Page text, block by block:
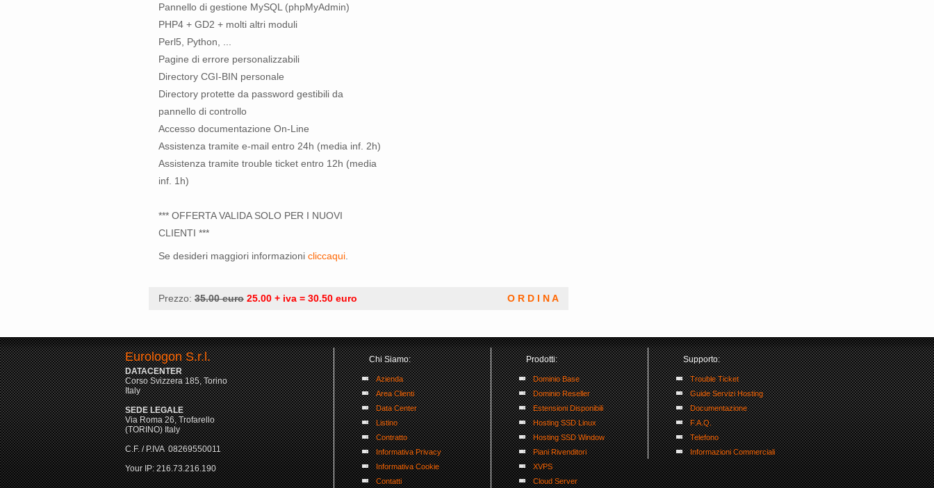
Pannello di gestione MySQL (phpMyAdmin)
PHP4 + GD2 + molti altri moduli
Perl5, Python, ...
Pagine di errore personalizzabili
Directory CGI-BIN personale
Directory protette da password gestibili da
pannello di controllo
Accesso documentazione On-Line
Assistenza tramite e-mail entro 24h (media inf. 2h)
Assistenza tramite trouble ticket entro 12h (media
inf. 1h)
*** OFFERTA VALIDA SOLO PER I NUOVI
CLIENTI ***
Se desideri maggiori informazioni cliccaqui
Prezzo: 35.00 euro 25.00 + iva = 30.50 euro O R D I N A
Eurologon S.r.l.
DATACENTER
Corso Svizzera 185, Torino
Italy
SEDE LEGALE
Via Roma 26, Trofarello
(TORINO) Italy
C.F. / P.IVA 08269550011
Your IP: 216.73.216.190
Chi Siamo:
Azienda
Area Clienti
Data Center
Listino
Contratto
Informativa Privacy
Informativa Cookie
Contatti
Prodotti:
Dominio Base
Dominio Reseller
Estensioni Disponibili
Hosting SSD Linux
Hosting SSD Window
Piani Rivenditori
XVPS
Cloud Server
Supporto:
Trouble Ticket
Guide Servizi Hosting
Documentazione
F.A.Q.
Telefono
Informazioni Commerciali